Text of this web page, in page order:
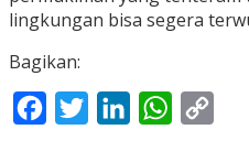
lingkungan bisa segera
Bagikan:
FacebookTwitterLinkedInWhatsApp